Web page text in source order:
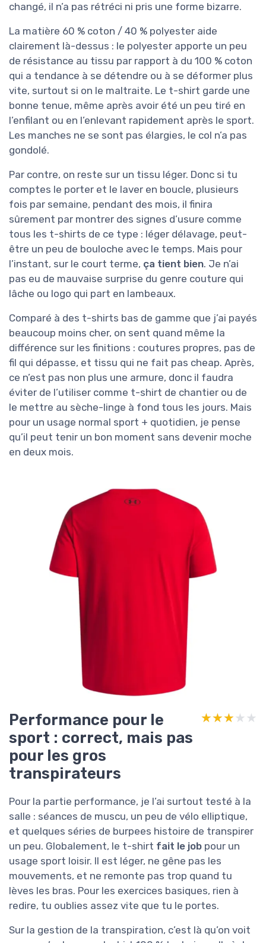
changé, il n’a pas rétréci ni pris une forme bizarre.
La matière 60 % coton / 40 % polyester aide
clairement là-dessus : le polyester apporte un peu
de résistance au tissu par rapport à du 100 % coton
qui a tendance à se détendre ou à se déformer plus
vite, surtout si on le maltraite. Le t-shirt garde une
bonne tenue, même après avoir été un peu tiré en
l’enfilant ou en l’enlevant rapidement après le sport.
Les manches ne se sont pas élargies, le col n’a pas
gondolé.
Par contre, on reste sur un tissu léger. Donc si tu
comptes le porter et le laver en boucle, plusieurs
fois par semaine, pendant des mois, il finira
sûrement par montrer des signes d’usure comme
tous les t-shirts de ce type : léger délavage, peut-
être un peu de bouloche avec le temps. Mais pour
l’instant, sur le court terme, ça tient bien. Je n’ai
pas eu de mauvaise surprise du genre couture qui
lâche ou logo qui part en lambeaux.
Comparé à des t-shirts bas de gamme que j’ai payés
beaucoup moins cher, on sent quand même la
différence sur les finitions : coutures propres, pas de
fil qui dépasse, et tissu qui ne fait pas cheap. Après,
ce n’est pas non plus une armure, donc il faudra
éviter de l’utiliser comme t-shirt de chantier ou de
le mettre au sèche-linge à fond tous les jours. Mais
pour un usage normal sport + quotidien, je pense
qu’il peut tenir un bon moment sans devenir moche
en deux mois.
Performance pour le
sport : correct, mais pas
pour les gros
transpirateurs
★★★★★
★★★★★
Pour la partie performance, je l’ai surtout testé à la
salle : séances de muscu, un peu de vélo elliptique,
et quelques séries de burpees histoire de transpirer
un peu. Globalement, le t-shirt fait le job pour un
usage sport loisir. Il est léger, ne gêne pas les
mouvements, et ne remonte pas trop quand tu
lèves les bras. Pour les exercices basiques, rien à
redire, tu oublies assez vite que tu le portes.
Sur la gestion de la transpiration, c’est là qu’on voit